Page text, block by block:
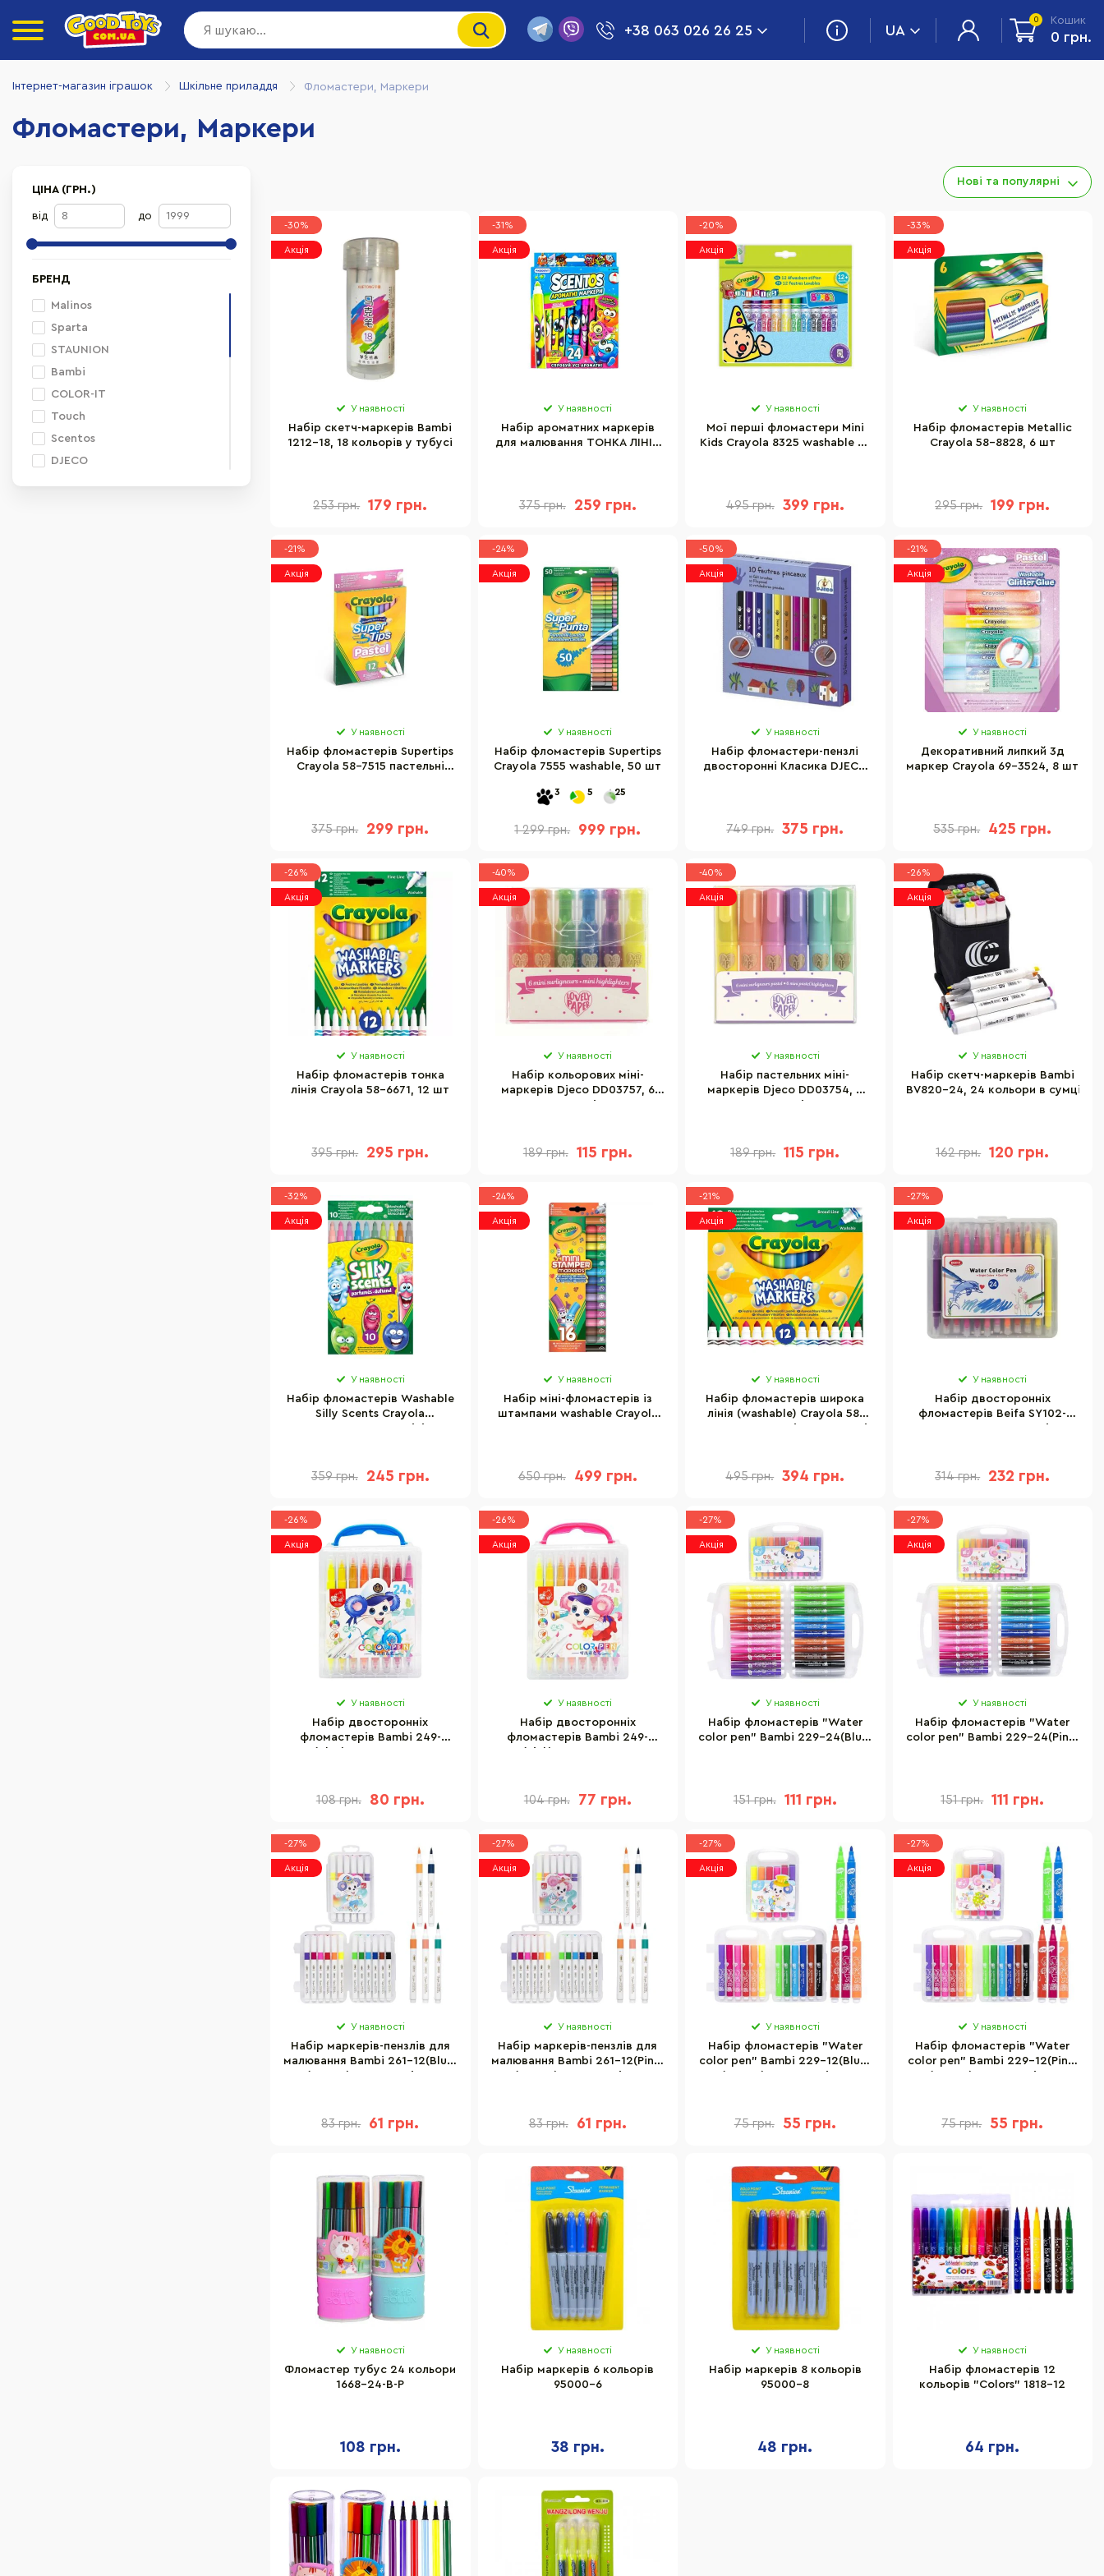
+38 063 026 26 25 UA
0 Кошик
0 грн.
Інтернет-магазин іграшок Шкільне приладдя Фломастери, Маркери
Фломастери, Маркери
ЦІНА (ГРН.)
від до
БРЕНД
Malinos
Sparta
STAUNION
Bambi
COLOR-IT
Touch
Scentos
DJECO
Нові та популярні
-30%
Акція
У наявності
Набір скетч-маркерів Bambi
1212-18, 18 кольорів у тубусі
253 грн. 179 грн.
-31%
Акція
У наявності
Набір ароматних маркерів
для малювання ТОНКА ЛІНІЯ
375 грн. 259 грн.
-20%
Акція
У наявності
Мої перші фломастери Mini
Kids Crayola 8325 washable 12
495 грн. 399 грн.
-33%
Акція
У наявності
Набір фломастерів Metallic
Crayola 58-8828, 6 шт
295 грн. 199 грн.
-21%
Акція
У наявності
Набір фломастерів Supertips
Crayola 58-7515 пастельні
375 грн. 299 грн.
-24%
Акція
У наявності
Набір фломастерів Supertips
Crayola 7555 washable, 50 шт
3 5 25
1 299 грн. 999 грн.
-50%
Акція
У наявності
Набір фломастери-пензлі
двосторонні Класика DJECO
749 грн. 375 грн.
-21%
Акція
У наявності
Декоративний липкий 3д
маркер Crayola 69-3524, 8 шт
535 грн. 425 грн.
-26%
Акція
У наявності
Набір фломастерів тонка
лінія Crayola 58-6671, 12 шт
395 грн. 295 грн.
-40%
Акція
У наявності
Набір кольорових міні-
маркерів Djeco DD03757, 6
189 грн. 115 грн.
-40%
Акція
У наявності
Набір пастельних міні-
маркерів Djeco DD03754, 6
189 грн. 115 грн.
-26%
Акція
У наявності
Набір скетч-маркерів Bambi
BV820-24, 24 кольори в сумці
162 грн. 120 грн.
-32%
Акція
У наявності
Набір фломастерів Washable
Silly Scents Crayola
359 грн. 245 грн.
-24%
Акція
У наявності
Набір міні-фломастерів із
штампами washable Crayola
650 грн. 499 грн.
-21%
Акція
У наявності
Набір фломастерів широка
лінія (washable) Crayola 58-
495 грн. 394 грн.
-27%
Акція
У наявності
Набір двосторонніх
фломастерів Beifa SY102-
314 грн. 232 грн.
-26%
Акція
У наявності
Набір двосторонніх
фломастерів Bambi 249-
108 грн. 80 грн.
-26%
Акція
У наявності
Набір двосторонніх
фломастерів Bambi 249-
104 грн. 77 грн.
-27%
Акція
У наявності
Набір фломастерів "Water
color pen" Bambi 229-24(Blue)
151 грн. 111 грн.
-27%
Акція
У наявності
Набір фломастерів "Water
color pen" Bambi 229-24(Pink)
151 грн. 111 грн.
-27%
Акція
У наявності
Набір маркерів-пензлів для
малювання Bambi 261-12(Blue)
83 грн. 61 грн.
-27%
Акція
У наявності
Набір маркерів-пензлів для
малювання Bambi 261-12(Pink)
83 грн. 61 грн.
-27%
Акція
У наявності
Набір фломастерів "Water
color pen" Bambi 229-12(Blue)
75 грн. 55 грн.
-27%
Акція
У наявності
Набір фломастерів "Water
color pen" Bambi 229-12(Pink)
75 грн. 55 грн.
У наявності
Фломастер тубус 24 кольори
1668-24-B-P
108 грн.
У наявності
Набір маркерів 6 кольорів
95000-6
38 грн.
У наявності
Набір маркерів 8 кольорів
95000-8
48 грн.
У наявності
Набір фломастерів 12
кольорів "Colors" 1818-12
64 грн.